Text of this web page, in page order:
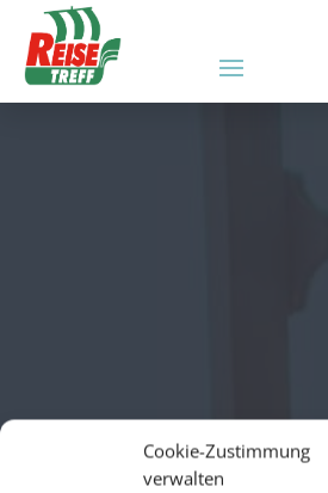
Cookie-Zustimmung
verwalten